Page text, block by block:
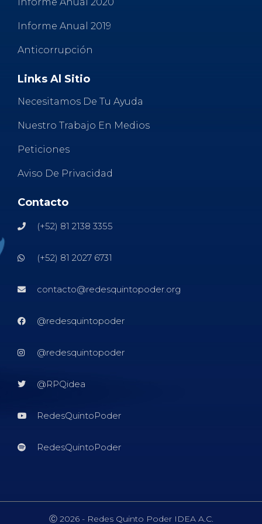
Informe Anual 2019
Anticorrupción
Links Al Sitio
Necesitamos De Tu Ayuda
Nuestro Trabajo En Medios
Peticiones
Aviso De Privacidad
Contacto
(+52) 81 2138 3355
(+52) 81 2027 6731
contacto@redesquintopoder.org
@redesquintopoder
@redesquintopoder
@RPQidea
RedesQuintoPoder
RedesQuintoPoder
Ⓒ 2026 - Redes Quinto Poder IDEA A.C.